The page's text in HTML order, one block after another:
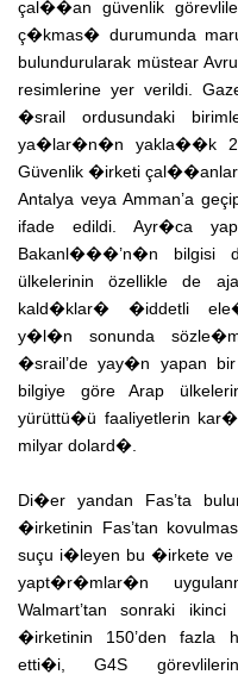
çal��an güvenlik
ç�kmas� durumunda
bulundurularak müstear
resimlerine yer verildi.
�srail ordusundaki
ya�lar�n�n yakla��k
Güvenlik �irketi
Antalya veya Amman’a
ifade edildi. Ayr�ca
Bakanl���’n�n bilgisi
ülkelerinin özellikle de
kald�klar� �iddetli
y�l�n sonunda
�srail’de yay�n yapan
bilgiye göre Arap
yürüttü�ü faaliyetlerin
milyar dolard�.
Di�er yandan Fas’ta
�irketinin Fas’tan
suçu i�leyen bu �irkete
yapt�r�mlar�n
Walmart’tan sonraki
�irketinin 150’den fazla
etti�i, G4S